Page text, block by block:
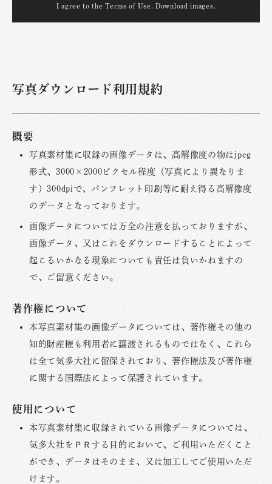
I agree to the Terms of Use. Download images.
写真ダウンロード利用規約
概要
写真素材集に収録の画像データは、高解像度の物はjpeg
形式、3000×2000ピクセル程度（写真により異なりま
す）300dpiで、パンフレット印刷等に耐え得る高解像度
のデータとなっております。
画像データについては万全の注意を払っておりますが、
画像データ、又はこれをダウンロードすることによって
起こるいかなる現象についても責任は負いかねますの
で、ご留意ください。
著作権について
本写真素材集の画像データについては、著作権その他の
知的財産権も利用者に譲渡されるものではなく、これら
は全て気多大社に留保されており、著作権法及び著作権
に関する国際法によって保護されています。
使用について
本写真素材集に収録されている画像データについては、
気多大社をＰＲする目的において、ご利用いただくこと
ができ、データはそのまま、又は加工してご使用いただ
けます。